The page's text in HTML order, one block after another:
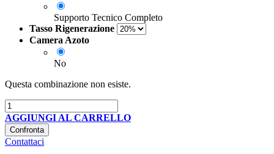
Supporto Tecnico Completo
Tasso Rigenerazione
Camera Azoto
No
Questa combinazione non esiste.
AGGIUNGI AL CARRELLO
Confronta
Contattaci